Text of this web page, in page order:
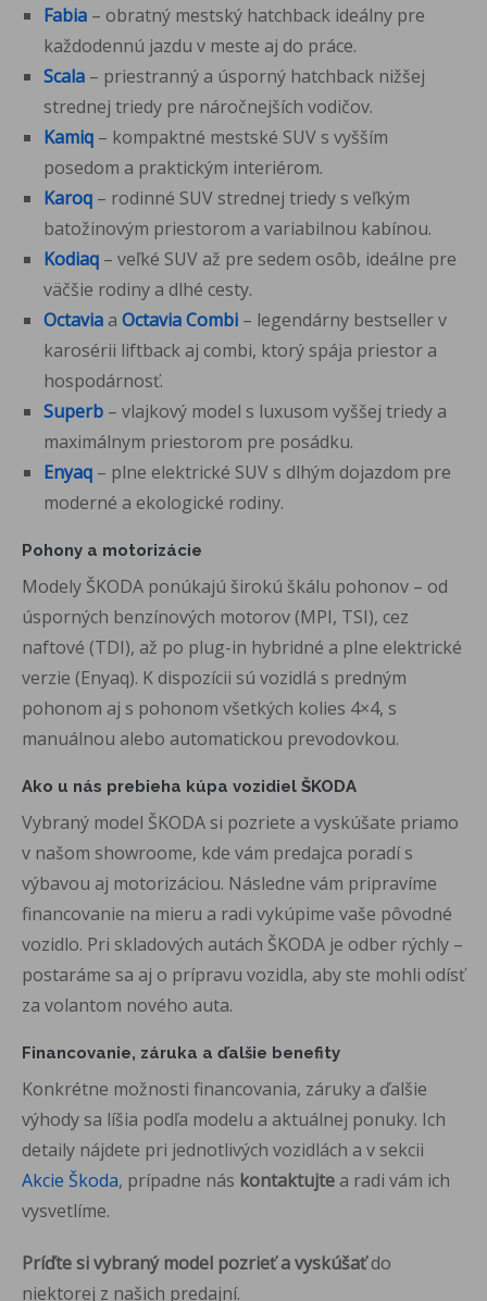
Fabia – obratný mestský hatchback ideálny pre
každodennú jazdu v meste aj do práce.
Scala – priestranný a úsporný hatchback nižšej
strednej triedy pre náročnejších vodičov.
Kamiq – kompaktné mestské SUV s vyšším
posedom a praktickým interiérom.
Karoq – rodinné SUV strednej triedy s veľkým
batožinovým priestorom a variabilnou kabínou.
Kodiaq – veľké SUV až pre sedem osôb, ideálne pre
väčšie rodiny a dlhé cesty.
Octavia a Octavia Combi – legendárny bestseller v
karosérii liftback aj combi, ktorý spája priestor a
hospodárnosť.
Superb – vlajkový model s luxusom vyššej triedy a
maximálnym priestorom pre posádku.
Enyaq – plne elektrické SUV s dlhým dojazdom pre
moderné a ekologické rodiny.
Pohony a motorizácie
Modely ŠKODA ponúkajú širokú škálu pohonov – od
úsporných benzínových motorov (MPI, TSI), cez
naftové (TDI), až po plug-in hybridné a plne elektrické
verzie (Enyaq). K dispozícii sú vozidlá s predným
pohonom aj s pohonom všetkých kolies 4×4, s
manuálnou alebo automatickou prevodovkou.
Ako u nás prebieha kúpa vozidiel ŠKODA
Vybraný model ŠKODA si pozriete a vyskúšate priamo
v našom showroome, kde vám predajca poradí s
výbavou aj motorizáciou. Následne vám pripravíme
financovanie na mieru a radi vykúpime vaše pôvodné
vozidlo. Pri skladových autách ŠKODA je odber rýchly –
postaráme sa aj o prípravu vozidla, aby ste mohli odísť
za volantom nového auta.
Financovanie, záruka a ďalšie benefity
Konkrétne možnosti financovania, záruky a ďalšie
výhody sa líšia podľa modelu a aktuálnej ponuky. Ich
detaily nájdete pri jednotlivých vozidlách a v sekcii
Akcie Škoda, prípadne nás kontaktujte a radi vám ich
vysvetlíme.
Príďte si vybraný model pozrieť a vyskúšaťdo
niektorej z našich predajní.